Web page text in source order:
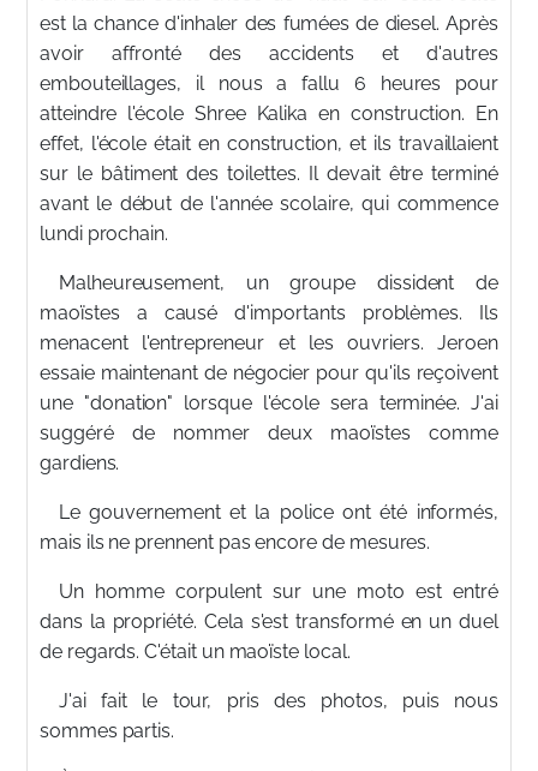
est la chance d'inhaler des fumées de diesel. Après
avoir affronté des accidents et d'autres
embouteillages, il nous a fallu 6 heures pour
atteindre l'école Shree Kalika en construction. En
effet, l'école était en construction, et ils travaillaient
sur le bâtiment des toilettes. Il devait être terminé
avant le début de l'année scolaire, qui commence
lundi prochain.
Malheureusement, un groupe dissident de
maoïstes a causé d'importants problèmes. Ils
menacent l'entrepreneur et les ouvriers. Jeroen
essaie maintenant de négocier pour qu'ils reçoivent
une "donation" lorsque l'école sera terminée. J'ai
suggéré de nommer deux maoïstes comme
gardiens.
Le gouvernement et la police ont été informés,
mais ils ne prennent pas encore de mesures.
Un homme corpulent sur une moto est entré
dans la propriété. Cela s'est transformé en un duel
de regards. C'était un maoïste local.
J'ai fait le tour, pris des photos, puis nous
sommes partis.